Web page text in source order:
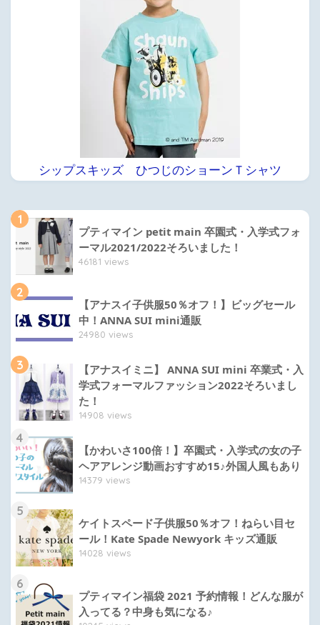
シップスキッズ ひつじのショーンＴシャツ
1
プティマイン petit main 卒園式・入学式フォ
ーマル2021/2022そろいました！
46181 views
2
【アナスイ子供服50％オフ！】ビッグセール
中！ANNA SUI mini通販
24980 views
3
【アナスイミニ】 ANNA SUI mini 卒業式・入
学式フォーマルファッション2022そろいまし
た！
14908 views
4
【かわいさ100倍！】卒園式・入学式の女の子
ヘアアレンジ動画おすすめ15♪外国人風もあり
14379 views
5
ケイトスペード子供服50％オフ！ねらい目セ
ール！Kate Spade Newyork キッズ通販
14028 views
6
プティマイン福袋 2021 予約情報！どんな服が
入ってる？中身も気になる♪